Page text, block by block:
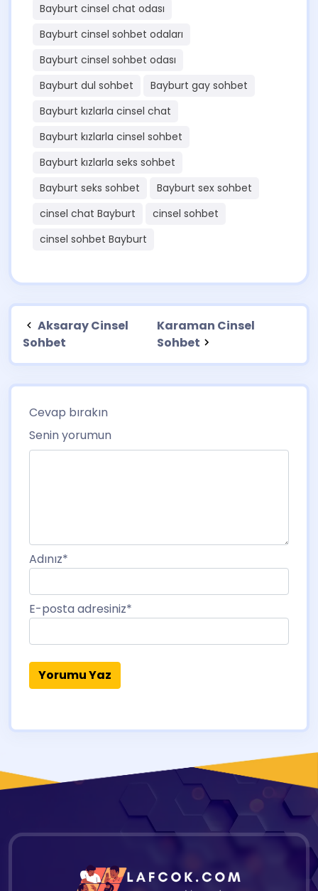
Bayburt cinsel chat odası
Bayburt cinsel sohbet odaları
Bayburt cinsel sohbet odası
Bayburt dul sohbet
Bayburt gay sohbet
Bayburt kızlarla cinsel chat
Bayburt kızlarla cinsel sohbet
Bayburt kızlarla seks sohbet
Bayburt seks sohbet
Bayburt sex sohbet
cinsel chat Bayburt
cinsel sohbet
cinsel sohbet Bayburt
Aksaray Cinsel
Sohbet
Karaman Cinsel
Sohbet
Cevap bırakın
Senin yorumun
Adınız*
E-posta adresiniz*